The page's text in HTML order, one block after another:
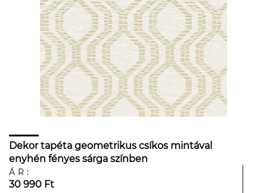
Dekor tapéta geometrikus csíkos mintával
enyhén fényes sárga színben
ÁR:
30 990 Ft